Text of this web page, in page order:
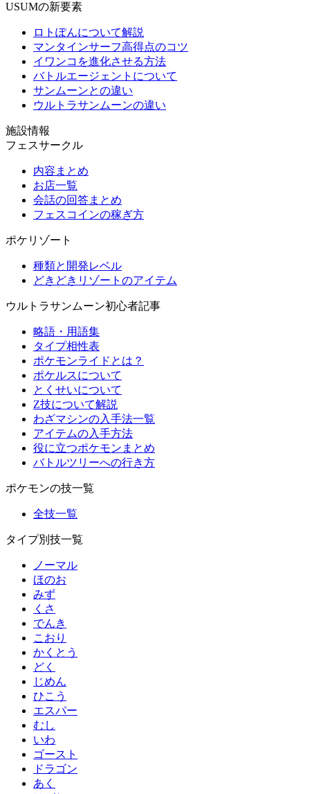
USUMの新要素
ロトぽんについて解説
マンタインサーフ高得点のコツ
イワンコを進化させる方法
バトルエージェントについて
サンムーンとの違い
ウルトラサンムーンの違い
施設情報
フェスサークル
内容まとめ
お店一覧
会話の回答まとめ
フェスコインの稼ぎ方
ポケリゾート
種類と開発レベル
どきどきリゾートのアイテム
ウルトラサンムーン初心者記事
略語・用語集
タイプ相性表
ポケモンライドとは？
ポケルスについて
とくせいについて
Z技について解説
わざマシンの入手法一覧
アイテムの入手方法
役に立つポケモンまとめ
バトルツリーへの行き方
ポケモンの技一覧
全技一覧
タイプ別技一覧
ノーマル
ほのお
みず
くさ
でんき
こおり
かくとう
どく
じめん
ひこう
エスパー
むし
いわ
ゴースト
ドラゴン
あく